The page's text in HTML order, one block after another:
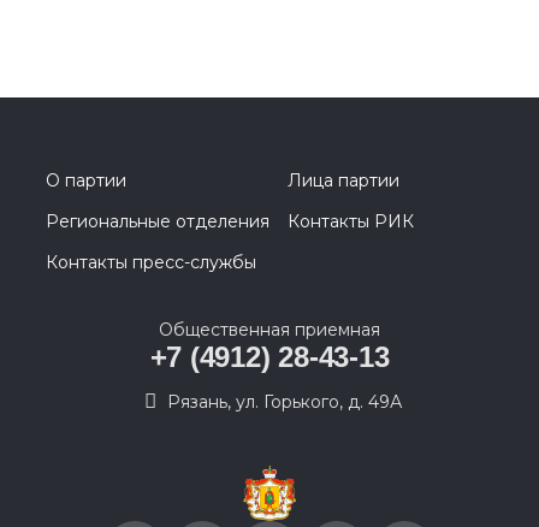
О партии
Лица партии
Региональные отделения
Контакты РИК
Контакты пресс-службы
Общественная приемная
+7 (4912) 28-43-13
Рязань, ул. Горького, д. 49А